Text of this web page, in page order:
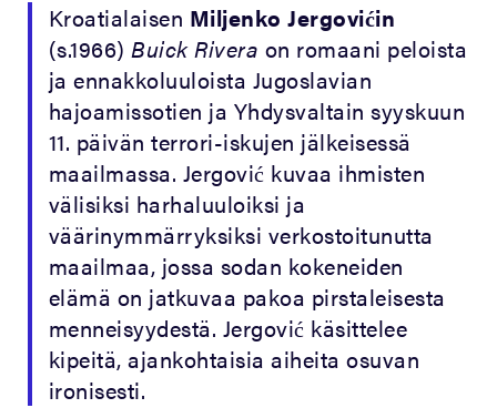
Kroatialaisen Miljenko Jergovićin
(s.1966)Buick Rivera on romaani peloista
ja ennakkoluuloista Jugoslavian
hajoamissotien ja Yhdysvaltain syyskuun
11. päivän terrori-iskujen jälkeisessä
maailmassa. Jergović kuvaa ihmisten
välisiksi harhaluuloiksi ja
väärinymmärryksiksi verkostoitunutta
maailmaa, jossa sodan kokeneiden
elämä on jatkuvaa pakoa pirstaleisesta
menneisyydestä. Jergović käsittelee
kipeitä, ajankohtaisia aiheita osuvan
ironisesti.